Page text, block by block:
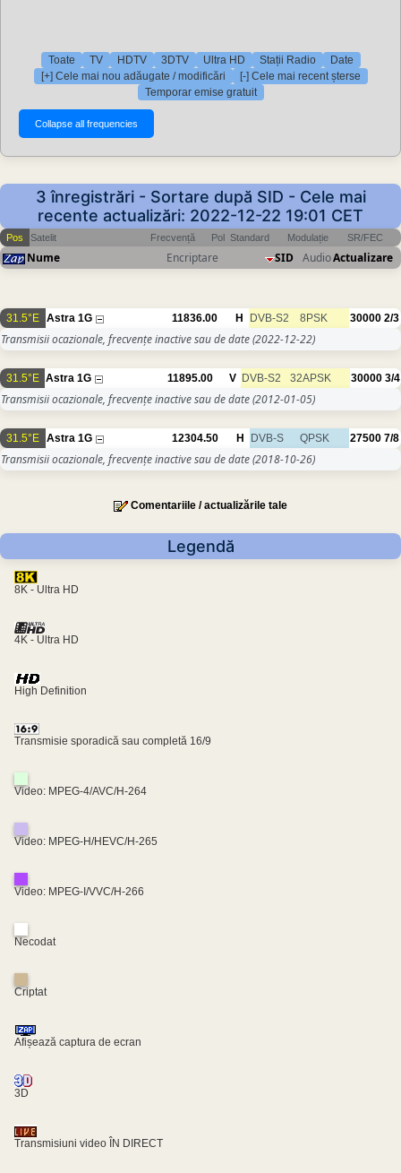
Toate TV HDTV 3DTV Ultra HD Stații Radio
Date
[+] Cele mai nou adăugate / modificări
[-] Cele mai recent șterse
Temporar emise gratuit
3 înregistrări - Sortare după SID - Cele mai
recente actualizări: 2022-12-22 19:01 CET
Pos Satelit Frecvență Pol Standard Modulație SR/FEC
Nume Encriptare SID AudioActualizare
31.5°E Astra 1G 11836.00 H DVB-S2 8PSK 30000 2/3
Transmisii ocazionale, frecvențe inactive sau de date(2022-12-22)
31.5°E Astra 1G 11895.00 V DVB-S2 32APSK 30000 3/4
Transmisii ocazionale, frecvențe inactive sau de date(2012-01-05)
31.5°E Astra 1G 12304.50 H DVB-S QPSK 27500 7/8
Transmisii ocazionale, frecvențe inactive sau de date(2018-10-26)
Comentariile / actualizările tale
Legendă
8K - Ultra HD
4K - Ultra HD
High Definition
Transmisie sporadică sau completă 16/9
Video: MPEG-4/AVC/H-264
Video: MPEG-H/HEVC/H-265
Video: MPEG-I/VVC/H-266
Necodat
Criptat
Afișează captura de ecran
3D
Transmisiuni video ÎN DIRECT